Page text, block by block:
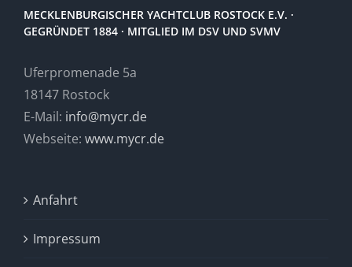
MECKLENBURGISCHER YACHTCLUB ROSTOCK E.V. ·
GEGRÜNDET 1884 · MITGLIED IM DSV UND SVMV
Uferpromenade 5a
18147 Rostock
E-Mail: info@mycr.de
Webseite: www.mycr.de
Anfahrt
Impressum